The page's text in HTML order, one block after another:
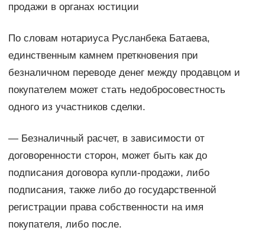
продажи в органах юстиции
По словам нотариуса Русланбека Батаева,
единственным камнем преткновения при
безналичном переводе денег между продавцом и
покупателем может стать недобросовестность
одного из участников сделки.
— Безналичный расчет, в зависимости от
договоренности сторон, может быть как до
подписания договора купли-продажи, либо
подписания, также либо до государственной
регистрации права собственности на имя
покупателя, либо после.